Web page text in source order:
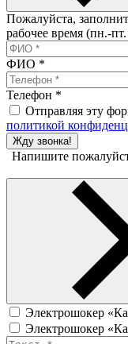
Пожалуйста,
рабочее время (пн.-
ФИО *
Телефон *
Отправляя эту
политикой
Жду звонка!
Напишите
Электрошокер
Электрошокер